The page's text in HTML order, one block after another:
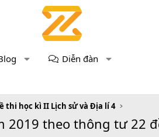
Diễn đàn
thi học kì II Lịch sử và Địa lí 4
2019 theo thông tư 22